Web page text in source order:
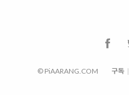
© PiAARANG.COM 구독|